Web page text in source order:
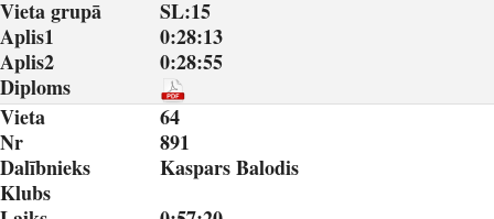
Vieta grupā
SL:15
Aplis1
0:28:13
Aplis2
0:28:55
Diploms
Vieta
64
Nr
891
Dalībnieks
Kaspars Balodis
Klubs